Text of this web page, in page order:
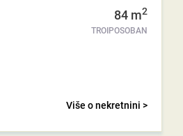
84 m2
TROIPOSOBAN
Više o nekretnini >